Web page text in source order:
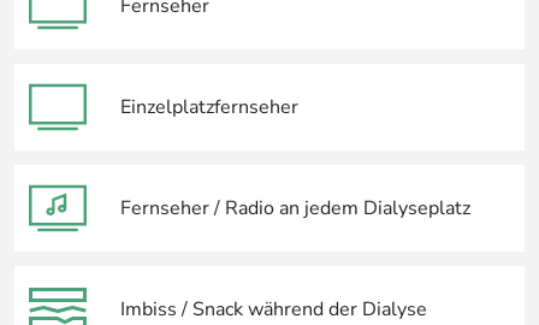
Fernseher
Einzelplatzfernseher
Fernseher / Radio an jedem Dialyseplatz
Imbiss / Snack während der Dialyse